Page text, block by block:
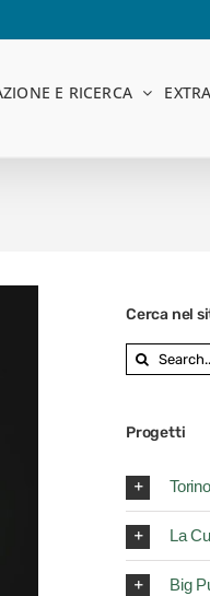
E RICERCA EXTRA
Cerca nel
Search
for:
Progetti
La
Big